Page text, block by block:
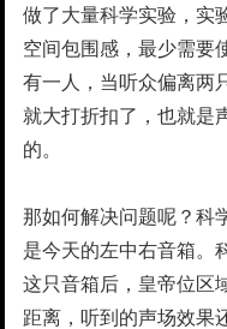
做了大量科学实验，实
空间包围感，最少需要
有一人，当听众偏离两
就大打折扣了，也就是
的。
那如何解决问题呢？科
是今天的左中右音箱。
这只音箱后，皇帝位区
距离，听到的声场效果